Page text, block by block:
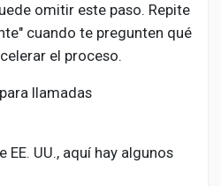
omitir este paso. Repite
cuando te pregunten qué
el proceso.
llamadas
UU., aquí hay algunos